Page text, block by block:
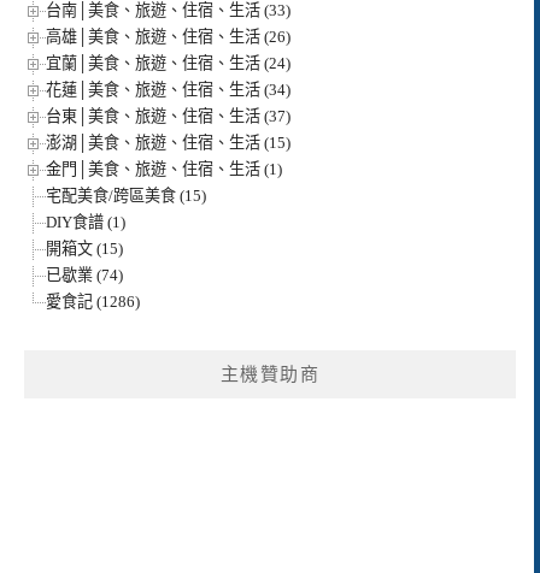
台南│美食、旅遊、住宿、生活 (33)
高雄│美食、旅遊、住宿、生活 (26)
宜蘭│美食、旅遊、住宿、生活 (24)
花蓮│美食、旅遊、住宿、生活 (34)
台東│美食、旅遊、住宿、生活 (37)
澎湖│美食、旅遊、住宿、生活 (15)
金門│美食、旅遊、住宿、生活 (1)
宅配美食/跨區美食 (15)
DIY食譜 (1)
開箱文 (15)
已歇業 (74)
愛食記 (1286)
主機贊助商